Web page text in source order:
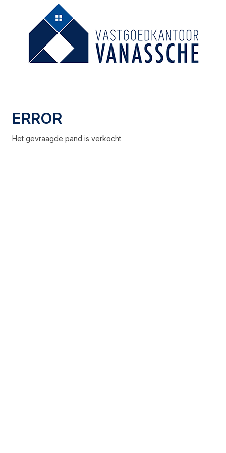
ERROR
Het gevraagde pand is verkocht